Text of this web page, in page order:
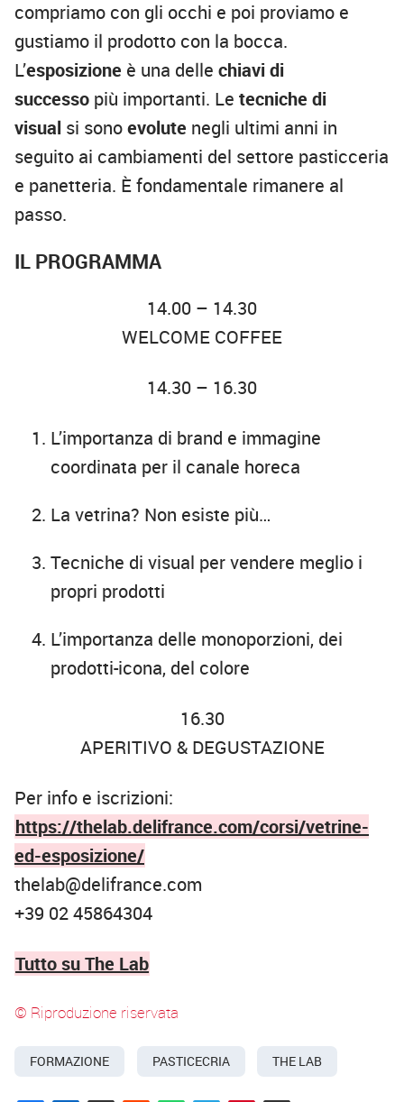
compriamo con gli occhi e poi proviamo e
gustiamo il prodotto con la bocca.
L’esposizione è una delle chiavi di
successo più importanti. Le tecniche di
visual si sonoevolute negli ultimi anni in
seguito ai cambiamenti del settore pasticceria
e panetteria. È fondamentale rimanere al
passo.
IL PROGRAMMA
14.00 – 14.30
WELCOME COFFEE
14.30 – 16.30
L’importanza di brand e immagine
coordinata per il canale horeca
La vetrina? Non esiste più…
Tecniche di visual per vendere meglio i
propri prodotti
L’importanza delle monoporzioni, dei
prodotti-icona, del colore
16.30
APERITIVO & DEGUSTAZIONE
Per info e iscrizioni:
https://thelab.delifrance.com/corsi/vetrine-
ed-esposizione/
thelab@delifrance.com
+39 02 45864304
Tutto su The Lab
© Riproduzione riservata
FORMAZIONE PASTICECRIA THE LAB